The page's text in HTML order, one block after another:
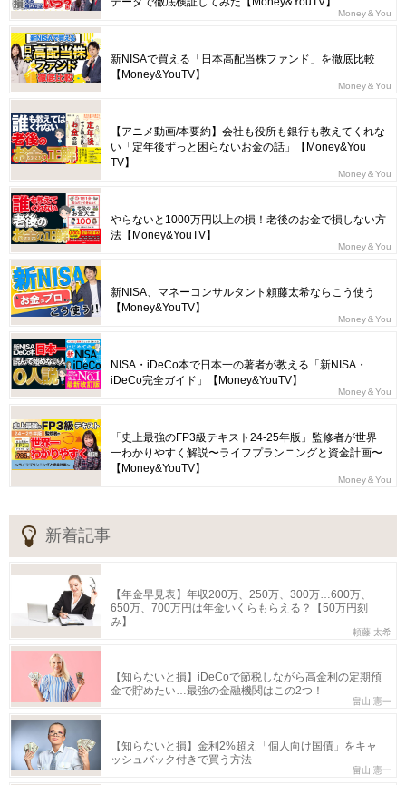
Money＆You
新NISAで買える「日本高配当株ファンド」を徹底比較
【Money&YouTV】
Money＆You
【アニメ動画/本要約】会社も役所も銀行も教えてくれな
い「定年後ずっと困らないお金の話」【Money&You
TV】
Money＆You
やらないと1000万円以上の損！老後のお金で損しない方
法【Money&YouTV】
Money＆You
新NISA、マネーコンサルタント頼藤太希ならこう使う
【Money&YouTV】
Money＆You
NISA・iDeCo本で日本一の著者が教える「新NISA・
iDeCo完全ガイド」【Money&YouTV】
Money＆You
「史上最強のFP3級テキスト24-25年版」監修者が世界
一わかりやすく解説〜ライフプランニングと資金計画〜
【Money&YouTV】
Money＆You
新着記事
【年金早見表】年収200万、250万、300万…600万、
650万、700万円は年金いくらもらえる？【50万円刻
み】
頼藤 太希
【知らないと損】iDeCoで節税しながら高金利の定期預
金で貯めたい…最強の金融機関はこの2つ！
畠山 憲一
【知らないと損】金利2%超え「個人向け国債」をキャ
ッシュバック付きで買う方法
畠山 憲一